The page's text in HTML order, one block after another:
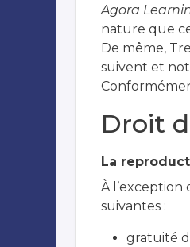
Agora
nature que
De même,
suivent et
Droit
La
À
suivantes :
gratuité